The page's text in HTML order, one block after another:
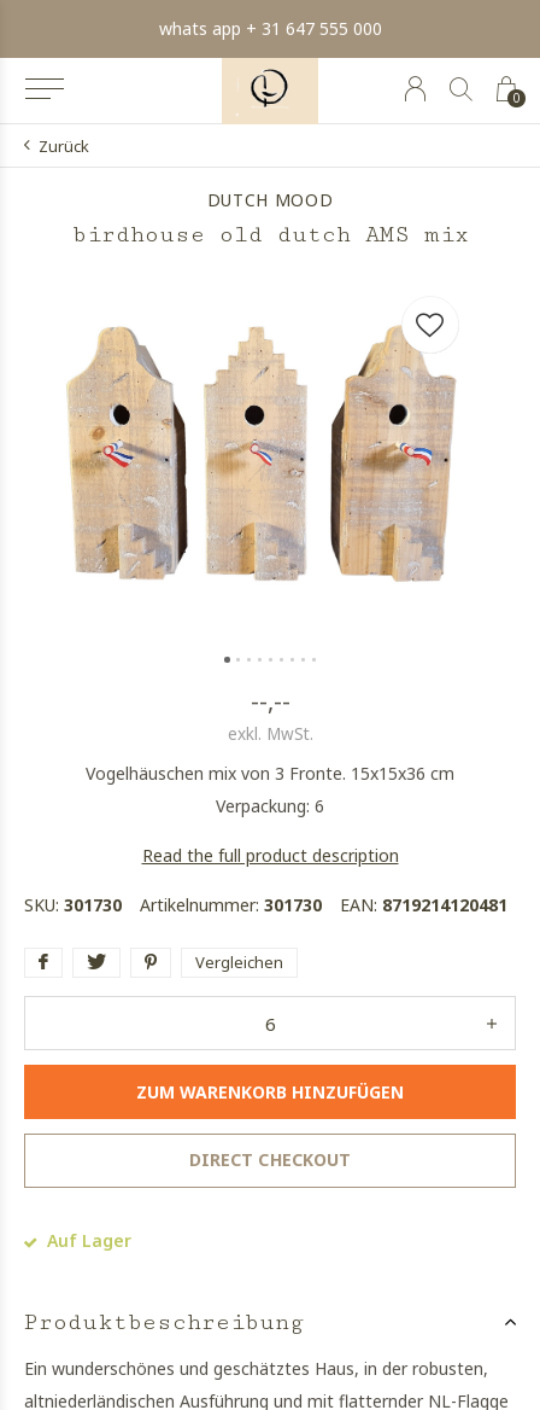
0
whats app + 31 647 555 000
Zurück
DUTCH MOOD
birdhouse old dutch AMS mix
--,--
exkl. MwSt.
Vogelhäuschen mix von 3 Fronte. 15x15x36 cm
Verpackung: 6
Read the full product description
SKU: 301730 Artikelnummer: 301730 EAN: 8719214120481
Vergleichen
ZUM WARENKORB HINZUFÜGEN
DIRECT CHECKOUT
Auf Lager
Produktbeschreibung
Ein wunderschönes und geschätztes Haus, in der robusten,
altniederländischen Ausführung und mit flatternder NL-Flagge